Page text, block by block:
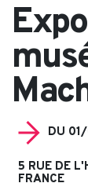
DU
5 RUE DE
FRANCE